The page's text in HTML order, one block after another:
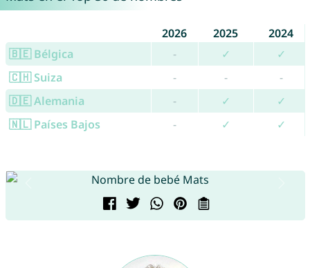
2026 2025
2024
🇧🇪 Bélgica
- ✓
✓
🇨🇭 Suiza
- -
-
🇩🇪 Alemania
- ✓
✓
🇳🇱 Países Bajos
- ✓ ✓